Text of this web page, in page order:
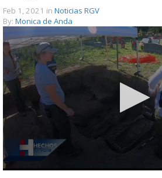
Feb 1, 2021 in Noticias RGV
By: Monica de Anda